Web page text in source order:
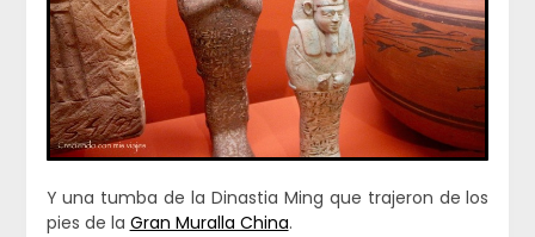
Y una tumba de la Dinastia Ming que trajeron de los
pies de la Gran Muralla China.